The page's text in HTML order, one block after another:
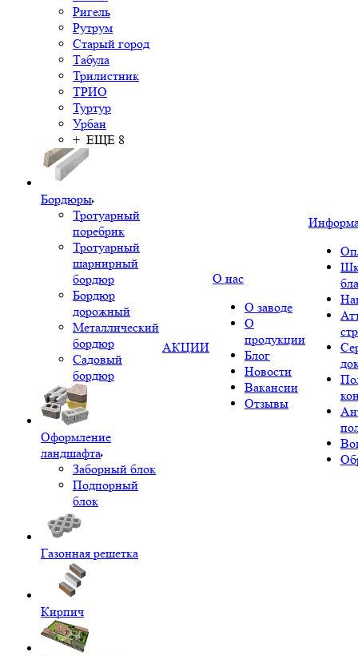
Ригель
Рутрум
Старый город
Табула
Трилистник
ТРИО
Туртур
Урбан
+ ЕЩЕ 8
Бордюры
Тротуарный
поребрик
Тротуарный
шарнирный
бордюр
Бордюр
дорожный
Металлический
бордюр
Садовый
бордюр
Оформление
ландшафта
Заборный блок
Подпорный
блок
Газонная решетка
Кирпич
АКЦИИ
О нас
О заводе
О
продукции
Блог
Новости
Вакансии
Отзывы